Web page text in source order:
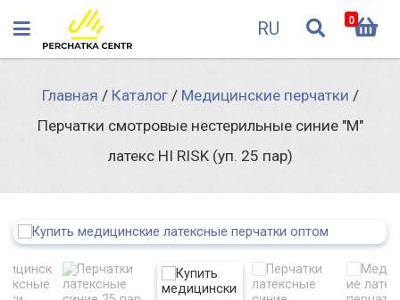
RU 0
Главная / Каталог/ Медицинские перчатки /
Перчатки смотровые нестерильные синие "М"
латекс HI RISK (уп. 25 пар)